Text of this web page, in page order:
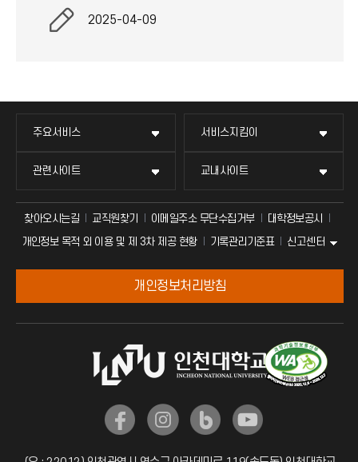
2025-04-09
주요서비스 서비스지킴이
관련사이트 교내사이트
찾아오시는길 교직원찾기 이메일주소 무단수집거부
대학정보공시
개인정보 목적 외 이용 및 제 3차 제공 현황
기록관리기준표 신고센터
개인정보처리방침